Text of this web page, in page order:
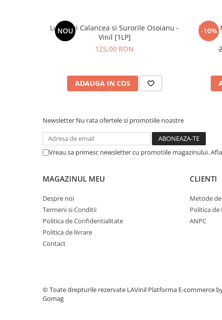
NOU
Lupii Lui Calancea si Surorile Osoianu -
Vinil [1LP]
125,00 RON
ADAUGA IN COS
-10%
White
Newsletter Nu rata ofertele si promotiile noastre
Vreau sa primesc newsletter cu promotiile magazinului.
MAGAZINUL MEU
Despre noi
Termeni si Conditii
Politica de Confidentialitate
Politica de livrare
Contact
CLIENTI
Metode
Politica de
ANPC
© Toate drepturile rezervate LAVinil Platforma E-commerce
Gomag